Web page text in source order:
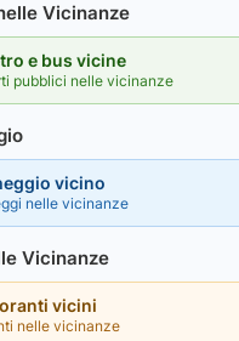
Vicinanze
e bus vicine
pubblici nelle vicinanze
vicino
nelle vicinanze
Vicinanze
vicini
nelle vicinanze